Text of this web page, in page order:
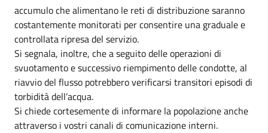
accumulo che alimentano le reti di distribuzione saranno
costantemente monitorati per consentire una graduale e
controllata ripresa del servizio.
Si segnala, inoltre, che a seguito delle operazioni di
svuotamento e successivo riempimento delle condotte, al
riavvio del flusso potrebbero verificarsi transitori episodi di
torbidità dell’acqua.
Si chiede cortesemente di informare la popolazione anche
attraverso i vostri canali di comunicazione interni.